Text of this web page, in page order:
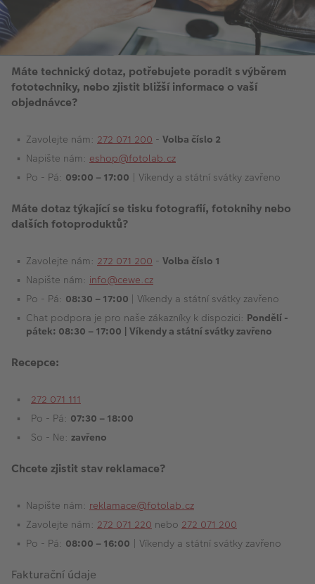
VÝPRODEJ
FOTO BAZAR
Akce a slevy
Fotoprodukty
Máte technický dotaz, potřebujete poradit s výběrem
fototechniky, nebo zjistit bližší informace o vaší
objednávce?
Zavolejte nám: 272 071 200 - Volba číslo 2
Napište nám: eshop@fotolab.cz
Po - Pá: 09:00 – 17:00 | Víkendy a státní svátky zavřeno
Máte dotaz týkající se tisku fotografií, fotoknihy nebo
dalších fotoproduktů?
Zavolejte nám: 272 071 200 - Volba číslo 1
Napište nám: info@cewe.cz
Po - Pá: 08:30 – 17:00 | Víkendy a státní svátky zavřeno
Chat podpora je pro naše zákazníky k dispozici: Pondělí -
pátek: 08:30 – 17:00 | Víkendy a státní svátky zavřeno
Recepce:
272 071 111
Po - Pá: 07:30 – 18:00
So - Ne: zavřeno
Chcete zjistit stav reklamace?
Napište nám: reklamace@fotolab.cz
Zavolejte nám: 272 071 220 nebo 272 071 200
Po - Pá: 08:00 – 16:00 | Víkendy a státní svátky zavřeno
Fakturační údaje